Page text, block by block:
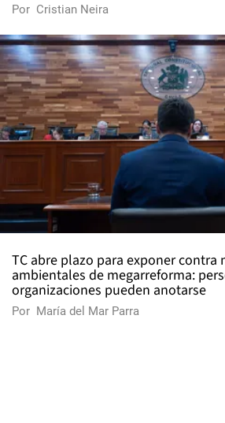
Por Cristian Neira
TC abre plazo para exponer contra
ambientales de megarreforma:
organizaciones pueden anotarse
Por María del Mar Parra